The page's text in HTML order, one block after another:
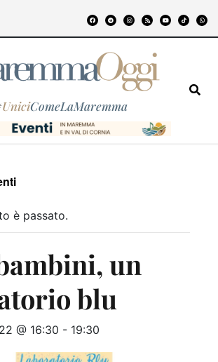
UniciComeLaMaremma
è passato.
un
blu
@ 16:30 - 19:30